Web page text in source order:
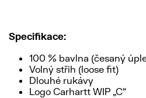
Specifikace:
100 % bavlna (česaný
Volný střih (loose fit)
Dlouhé rukávy
Logo Carhartt WIP „C“